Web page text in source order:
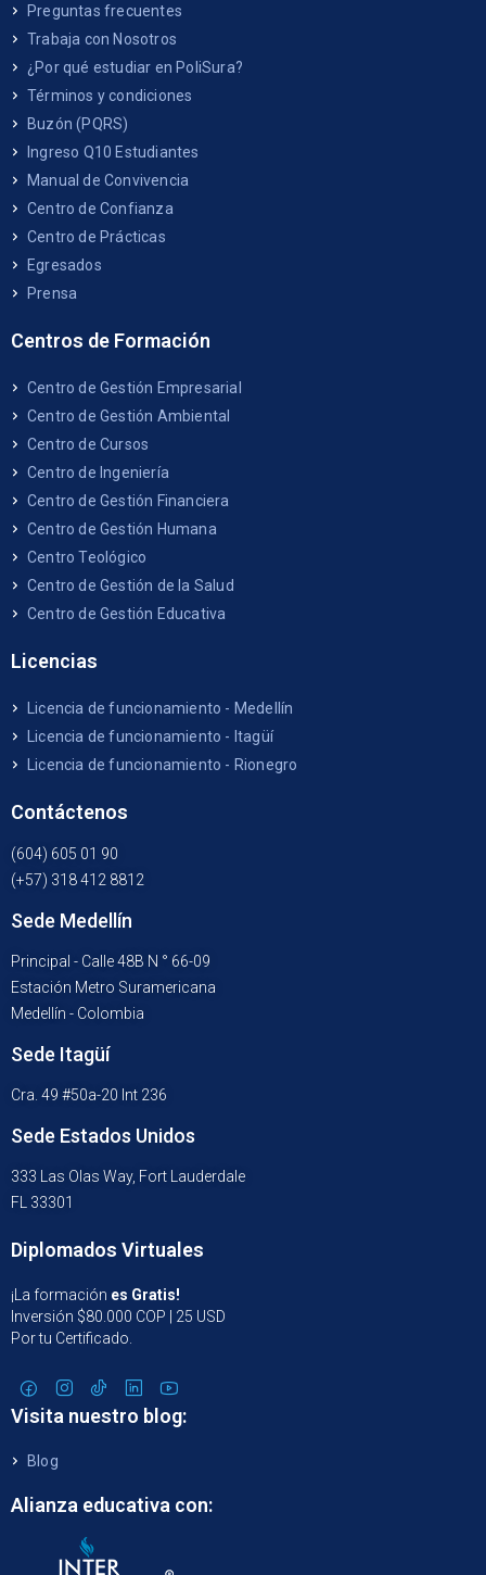
Preguntas frecuentes
Trabaja con Nosotros
¿Por qué estudiar en PoliSura?
Términos y condiciones
Buzón (PQRS)
Ingreso Q10 Estudiantes
Manual de Convivencia
Centro de Confianza
Centro de Prácticas
Egresados
Prensa
Centros de Formación
Centro de Gestión Empresarial
Centro de Gestión Ambiental
Centro de Cursos
Centro de Ingeniería
Centro de Gestión Financiera
Centro de Gestión Humana
Centro Teológico
Centro de Gestión de la Salud
Centro de Gestión Educativa
Licencias
Licencia de funcionamiento - Medellín
Licencia de funcionamiento - Itagüí
Licencia de funcionamiento - Rionegro
Contáctenos
(604) 605 01 90
(+57) 318 412 8812
Sede Medellín
Principal - Calle 48B N ° 66-09
Estación Metro Suramericana
Medellín - Colombia
Sede Itagüí
Cra. 49 #50a-20 Int 236
Sede Estados Unidos
333 Las Olas Way, Fort Lauderdale
FL 33301
Diplomados Virtuales
¡La formación es Gratis!
Inversión $80.000 COP | 25 USD
Por tu Certificado.
Visita nuestro blog:
Blog
Alianza educativa con: